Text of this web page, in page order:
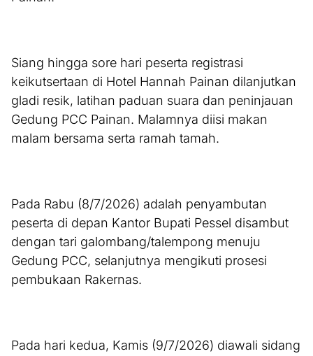
Siang hingga sore hari peserta registrasi
keikutsertaan di Hotel Hannah Painan dilanjutkan
gladi resik, latihan paduan suara dan peninjauan
Gedung PCC Painan. Malamnya diisi makan
malam bersama serta ramah tamah.
Pada Rabu (8/7/2026) adalah penyambutan
peserta di depan Kantor Bupati Pessel disambut
dengan tari galombang/talempong menuju
Gedung PCC, selanjutnya mengikuti prosesi
pembukaan Rakernas.
Pada hari kedua, Kamis (9/7/2026) diawali sidang